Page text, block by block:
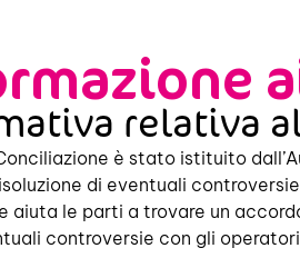
relativa
è stato istituito
di eventuali
aiuta le parti a trovare un
controversie con gli operatori